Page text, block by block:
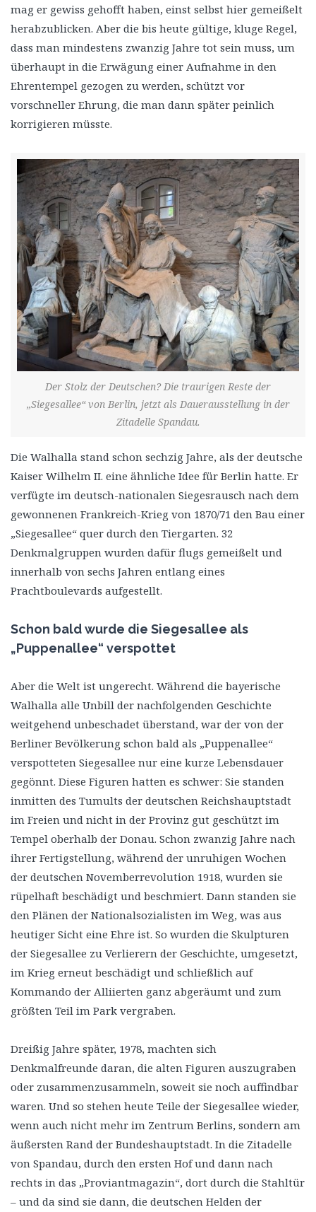
mag er gewiss gehofft haben, einst selbst hier gemeißelt
herabzublicken. Aber die bis heute gültige, kluge Regel,
dass man mindestens zwanzig Jahre tot sein muss, um
überhaupt in die Erwägung einer Aufnahme in den
Ehrentempel gezogen zu werden, schützt vor
vorschneller Ehrung, die man dann später peinlich
korrigieren müsste.
Der Stolz der Deutschen? Die traurigen Reste der
„Siegesallee“ von Berlin, jetzt als Dauerausstellung in der
Zitadelle Spandau.
Die Walhalla stand schon sechzig Jahre, als der deutsche
Kaiser Wilhelm II. eine ähnliche Idee für Berlin hatte. Er
verfügte im deutsch-nationalen Siegesrausch nach dem
gewonnenen Frankreich-Krieg von 1870/71 den Bau einer
„Siegesallee“ quer durch den Tiergarten. 32
Denkmalgruppen wurden dafür flugs gemeißelt und
innerhalb von sechs Jahren entlang eines
Prachtboulevards aufgestellt.
Schon bald wurde die Siegesallee als
„Puppenallee“ verspottet
Aber die Welt ist ungerecht. Während die bayerische
Walhalla alle Unbill der nachfolgenden Geschichte
weitgehend unbeschadet überstand, war der von der
Berliner Bevölkerung schon bald als „Puppenallee“
verspotteten Siegesallee nur eine kurze Lebensdauer
gegönnt. Diese Figuren hatten es schwer: Sie standen
inmitten des Tumults der deutschen Reichshauptstadt
im Freien und nicht in der Provinz gut geschützt im
Tempel oberhalb der Donau. Schon zwanzig Jahre nach
ihrer Fertigstellung, während der unruhigen Wochen
der deutschen Novemberrevolution 1918, wurden sie
rüpelhaft beschädigt und beschmiert. Dann standen sie
den Plänen der Nationalsozialisten im Weg, was aus
heutiger Sicht eine Ehre ist. So wurden die Skulpturen
der Siegesallee zu Verlierern der Geschichte, umgesetzt,
im Krieg erneut beschädigt und schließlich auf
Kommando der Alliierten ganz abgeräumt und zum
größten Teil im Park vergraben.
Dreißig Jahre später, 1978, machten sich
Denkmalfreunde daran, die alten Figuren auszugraben
oder zusammenzusammeln, soweit sie noch auffindbar
waren. Und so stehen heute Teile der Siegesallee wieder,
wenn auch nicht mehr im Zentrum Berlins, sondern am
äußersten Rand der Bundeshauptstadt. In die Zitadelle
von Spandau, durch den ersten Hof und dann nach
rechts in das „Proviantmagazin“, dort durch die Stahltür
– und da sind sie dann, die deutschen Helden der